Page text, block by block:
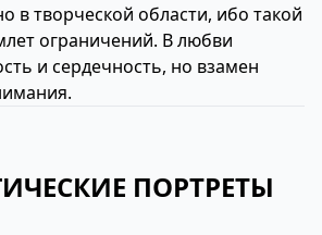
в творческой области, ибо такой
ограничений. В любви
и сердечность, но взамен
ПОРТРЕТЫ